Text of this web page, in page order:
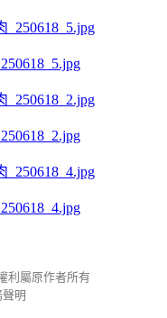
利屬原作者所有
聲明